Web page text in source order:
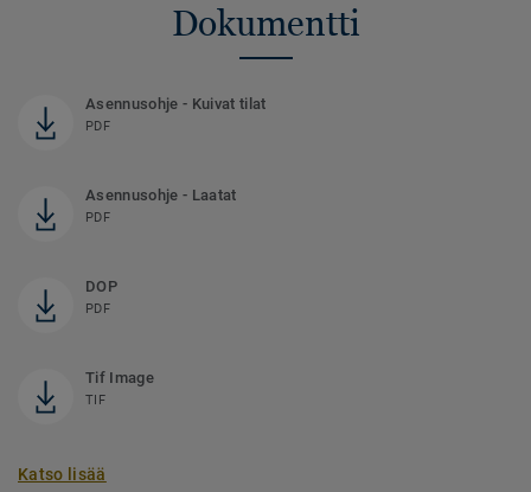
Dokumentti
Asennusohje - Kuivat tilat
PDF
Asennusohje - Laatat
PDF
DOP
PDF
Tif Image
TIF
Katso lisää